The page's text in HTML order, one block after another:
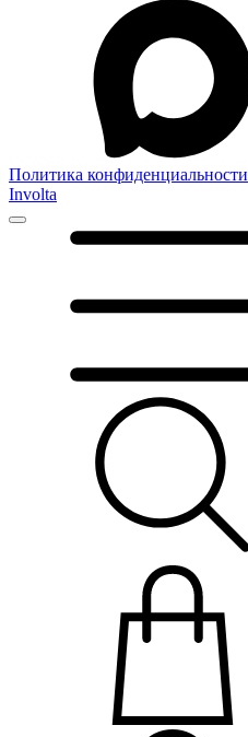
Политика конфиденциальности
Involta